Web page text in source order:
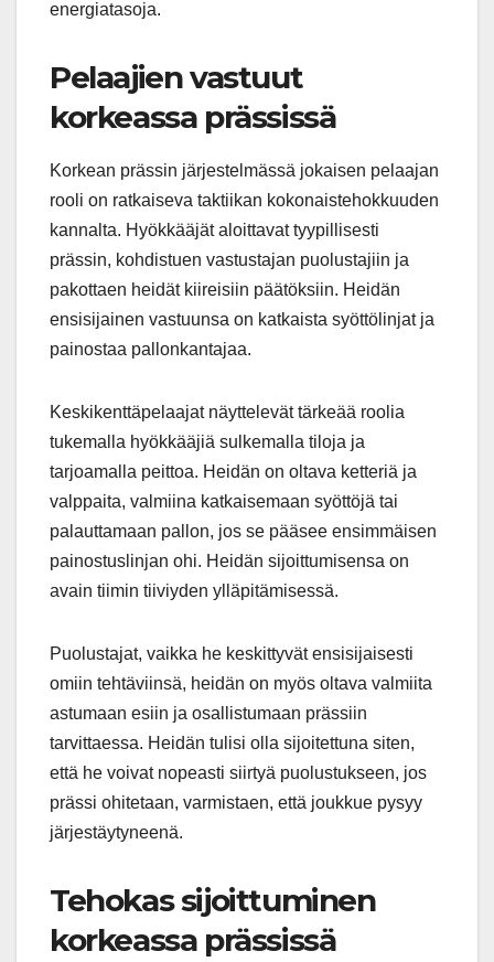
energiatasoja.
Pelaajien vastuut
korkeassa prässissä
Korkean prässin järjestelmässä jokaisen pelaajan
rooli on ratkaiseva taktiikan kokonaistehokkuuden
kannalta. Hyökkääjät aloittavat tyypillisesti
prässin, kohdistuen vastustajan puolustajiin ja
pakottaen heidät kiireisiin päätöksiin. Heidän
ensisijainen vastuunsa on katkaista syöttölinjat ja
painostaa pallonkantajaa.
Keskikenttäpelaajat näyttelevät tärkeää roolia
tukemalla hyökkääjiä sulkemalla tiloja ja
tarjoamalla peittoa. Heidän on oltava ketteriä ja
valppaita, valmiina katkaisemaan syöttöjä tai
palauttamaan pallon, jos se pääsee ensimmäisen
painostuslinjan ohi. Heidän sijoittumisensa on
avain tiimin tiiviyden ylläpitämisessä.
Puolustajat, vaikka he keskittyvät ensisijaisesti
omiin tehtäviinsä, heidän on myös oltava valmiita
astumaan esiin ja osallistumaan prässiin
tarvittaessa. Heidän tulisi olla sijoitettuna siten,
että he voivat nopeasti siirtyä puolustukseen, jos
prässi ohitetaan, varmistaen, että joukkue pysyy
järjestäytyneenä.
Tehokas sijoittuminen
korkeassa prässissä